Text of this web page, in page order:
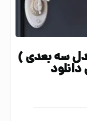
سه بعدی )